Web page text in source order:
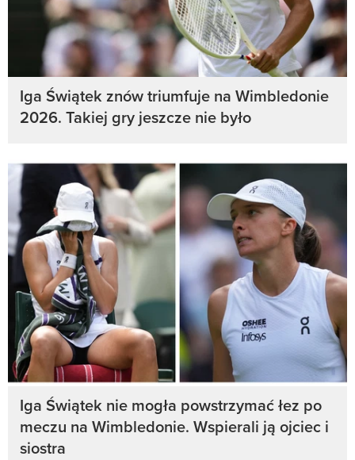
Iga Świątek znów triumfuje na Wimbledonie
2026. Takiej gry jeszcze nie było
Iga Świątek nie mogła powstrzymać łez po
meczu na Wimbledonie. Wspierali ją ojciec i
siostra